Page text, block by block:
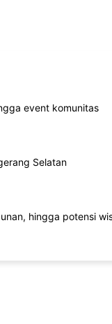
event komunitas
Selatan
hingga potensi